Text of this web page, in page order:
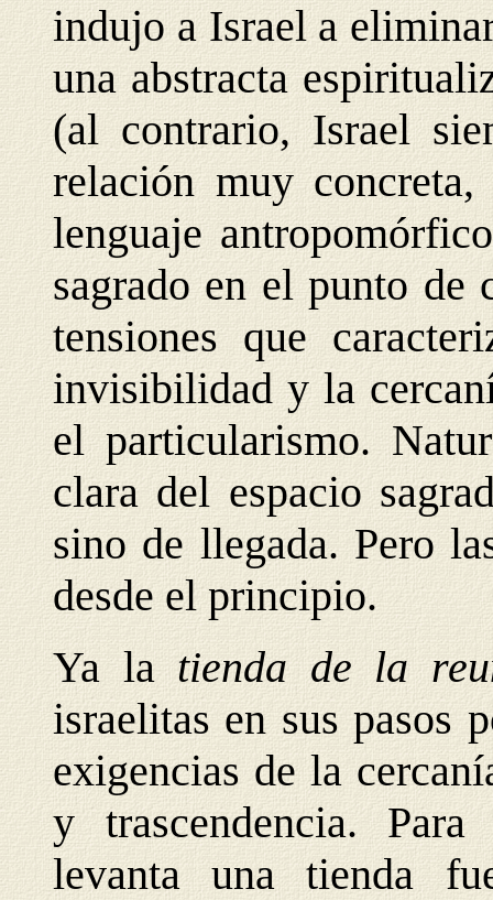
indujo a Israel a
una abstracta
(al contrario, Israel
relación muy
lenguaje
sagrado en el punto de
tensiones que
invisibilidad y la
el particularismo.
clara del espacio
sino de llegada. Pero
desde el principio.
Ya latienda de la
israelitas en sus pasos
exigencias de la
y trascendencia.
levanta una tienda